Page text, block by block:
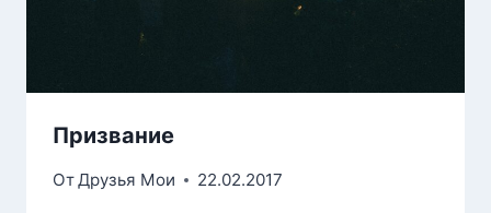
Призвание
ОтДрузья Мои 22.02.2017